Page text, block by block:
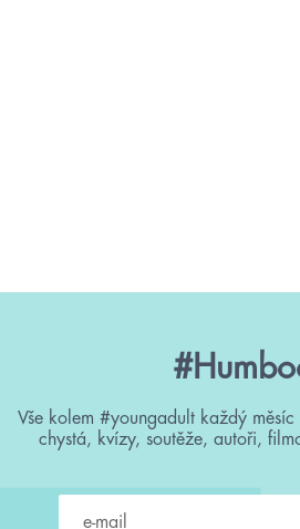
Vše kolem #youngadult každý
chystá, kvízy, soutěže, autoři,